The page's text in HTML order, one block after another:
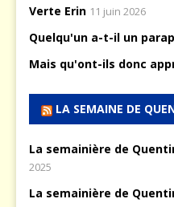
Verte Erin 11 juin 2026
Quelqu'un a-t-il un
Mais qu'ont-ils donc
LA SEMAINE DE
La semainière de
2025
La semainière de